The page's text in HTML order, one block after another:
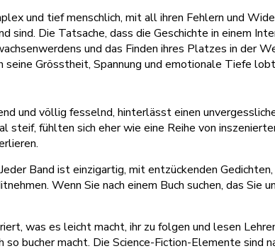
und tief menschlich, mit all ihren Fehlern und
sind. Die Tatsache, dass die Geschichte in einem
und das Finden ihres Platzes in
Grösstheit, Spannung und emotionale Tiefe
und völlig fesselnd, hinterlässt einen
steif, fühlten sich eher wie eine Reihe von
Band ist einzigartig, mit entzückenden
Wenn Sie nach einem Buch suchen, das
was es leicht macht, ihr zu folgen und lesen
bucher macht. Die Science-Fiction-Elemente